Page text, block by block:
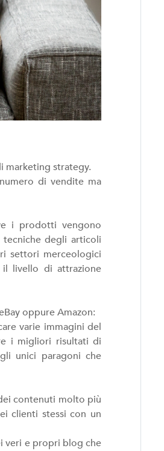
marketing strategy.
di vendite ma
i prodotti vengono
degli articoli
settori merceologici
il livello di attrazione
oppure Amazon:
varie immagini del
i migliori risultati di
unici paragoni che
contenuti molto più
clienti stessi con un
veri e propri blog che